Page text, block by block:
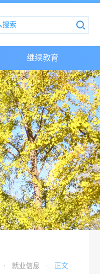
继续教育
· 就业信息 · 正文